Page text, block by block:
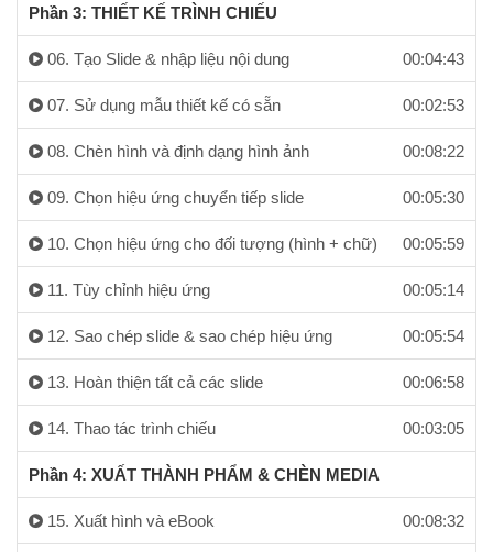
Phần 3: THIẾT KẾ TRÌNH CHIẾU
06. Tạo Slide & nhập liệu nội dung 00:04:43
07. Sử dụng mẫu thiết kế có sẵn 00:02:53
08. Chèn hình và định dạng hình ảnh 00:08:22
09. Chọn hiệu ứng chuyển tiếp slide 00:05:30
10. Chọn hiệu ứng cho đối tượng (hình + chữ) 00:05:59
11. Tùy chỉnh hiệu ứng 00:05:14
12. Sao chép slide & sao chép hiệu ứng 00:05:54
13. Hoàn thiện tất cả các slide 00:06:58
14. Thao tác trình chiếu 00:03:05
Phần 4: XUẤT THÀNH PHẨM & CHÈN MEDIA
15. Xuất hình và eBook 00:08:32